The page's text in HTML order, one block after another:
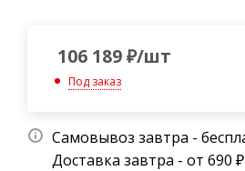
106 189₽/шт
Под заказ
Самовывоз завтра -
Доставка завтра - от 690 ₽